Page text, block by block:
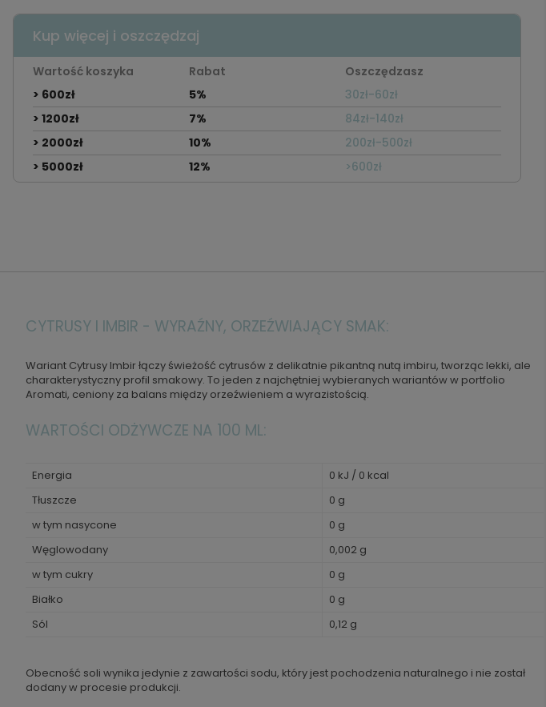
Kup więcej i oszczędzaj
Wartość koszyka Rabat
Oszczędzasz
> 600zł
5%
30zł-60zł
> 1200zł
7%
84zł-140zł
> 2000zł
10%
200zł-500zł
> 5000zł
12% >600zł
CYTRUSY I IMBIR - WYRAŹNY, ORZEŹWIAJĄCY SMAK:
Wariant Cytrusy Imbir łączy świeżość cytrusów z delikatnie pikantną nutą imbiru, tworząc lekki, ale
charakterystyczny profil smakowy. To jeden z najchętniej wybieranych wariantów w portfolio
Aromati, ceniony za balans między orzeźwieniem a wyrazistością.
WARTOŚCI ODŻYWCZE NA 100 ML:
Energia
0 kJ / 0 kcal
Tłuszcze
0 g
w tym nasycone
0 g
Węglowodany
0,002 g
w tym cukry
0 g
Białko
0 g
Sól
0,12 g
Obecność soli wynika jedynie z zawartości sodu, który jest pochodzenia naturalnego i nie został
dodany w procesie produkcji.